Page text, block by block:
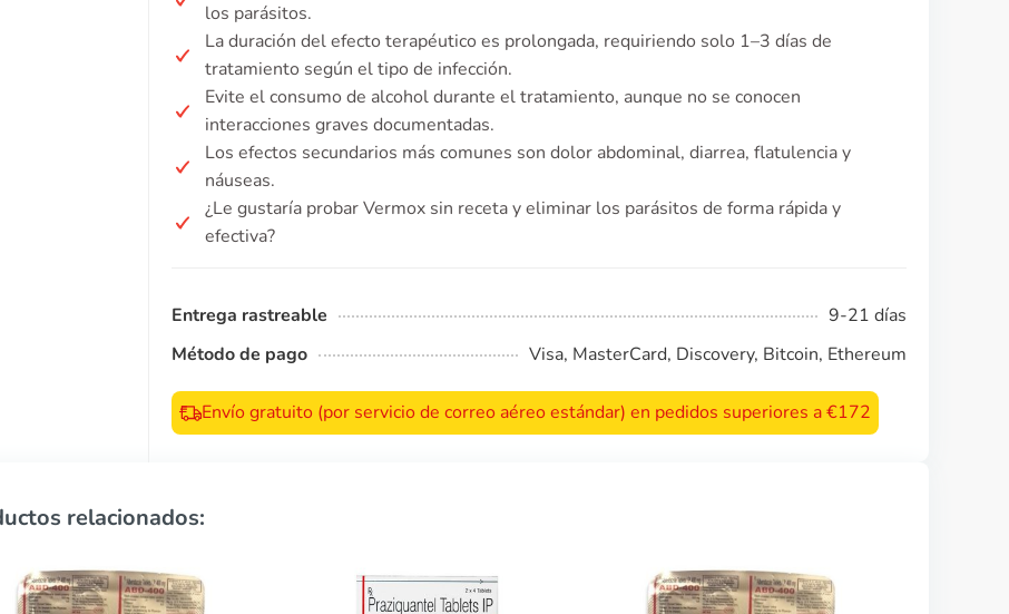
los parásitos.
La duración del efecto terapéutico es prolongada, requiriendo solo 1–3 días de
tratamiento según el tipo de infección.
Evite el consumo de alcohol durante el tratamiento, aunque no se conocen
interacciones graves documentadas.
Los efectos secundarios más comunes son dolor abdominal, diarrea, flatulencia y
náuseas.
¿Le gustaría probar Vermox sin receta y eliminar los parásitos de forma rápida y
efectiva?
Entrega rastreable
9-21 días
Método de pago
Visa, MasterCard, Discovery, Bitcoin, Ethereum
Envío gratuito (por servicio de correo aéreo estándar) en pedidos superiores a €172
relacionados: